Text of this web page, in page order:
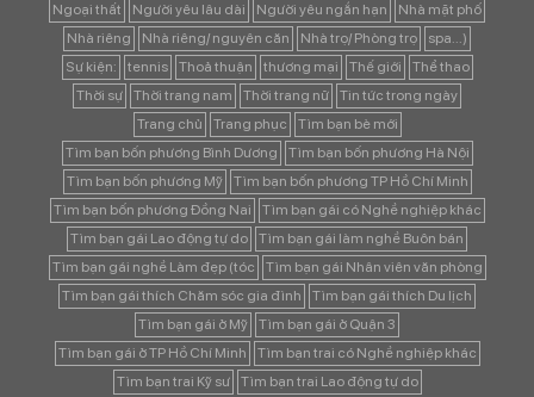
Ngoại thất
Người yêu lâu dài Người yêu ngắn hạn
Nhà mặt phố
Nhà riêng
Nhà riêng/ nguyên căn Nhà trọ/ Phòng trọ
spa...)
Sự kiện:
tennis Thoả thuận thương mại Thế giới
Thể thao
Thời sự
Thời trang nam Thời trang nữ
Tin tức trong ngày
Trang chủ
Trang phục
Tìm bạn bè mới
Tìm bạn bốn phương Bình Dương
Tìm bạn bốn phương Hà Nội
Tìm bạn bốn phương Mỹ
Tìm bạn bốn phương TP Hồ Chí Minh
Tìm bạn bốn phương Đồng Nai
Tìm bạn gái có Nghề nghiệp khác
Tìm bạn gái Lao động tự do
Tìm bạn gái làm nghề Buôn bán
Tìm bạn gái nghề Làm đẹp (tóc
Tìm bạn gái Nhân viên văn phòng
Tìm bạn gái thích Chăm sóc gia đình
Tìm bạn gái thích Du lịch
Tìm bạn gái ở Mỹ
Tìm bạn gái ở Quận 3
Tìm bạn gái ở TP Hồ Chí Minh
Tìm bạn trai có Nghề nghiệp khác
Tìm bạn trai Kỹ sư
Tìm bạn trai Lao động tự do